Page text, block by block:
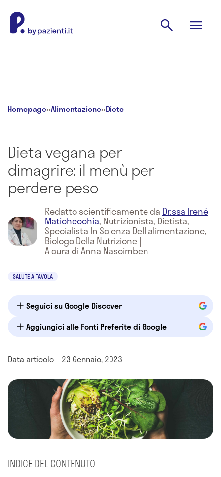
Homepage»Alimentazione»Diete
Dieta vegana per
dimagrire: il menù per
perdere peso
Redatto scientificamente da Dr.ssa Irené
Matichecchia, Nutrizionista, Dietista,
Specialista In Scienza Dell'alimentazione,
Biologo Della Nutrizione|
A cura di Anna Nascimben
SALUTE A TAVOLA
Seguici su Google Discover
Aggiungici alle Fonti Preferite di Google
Data articolo – 23 Gennaio, 2023
INDICE DEL CONTENUTO